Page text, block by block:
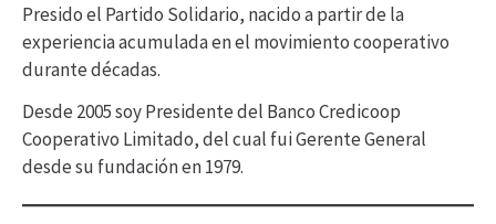
e
v
d
e
o
Presido el Partido Solidario, nacido a partir de la
experiencia acumulada en el movimiento cooperativo
durante décadas.
Desde 2005 soy Presidente del Banco Credicoop
Cooperativo Limitado, del cual fui Gerente General
desde su fundación en 1979.